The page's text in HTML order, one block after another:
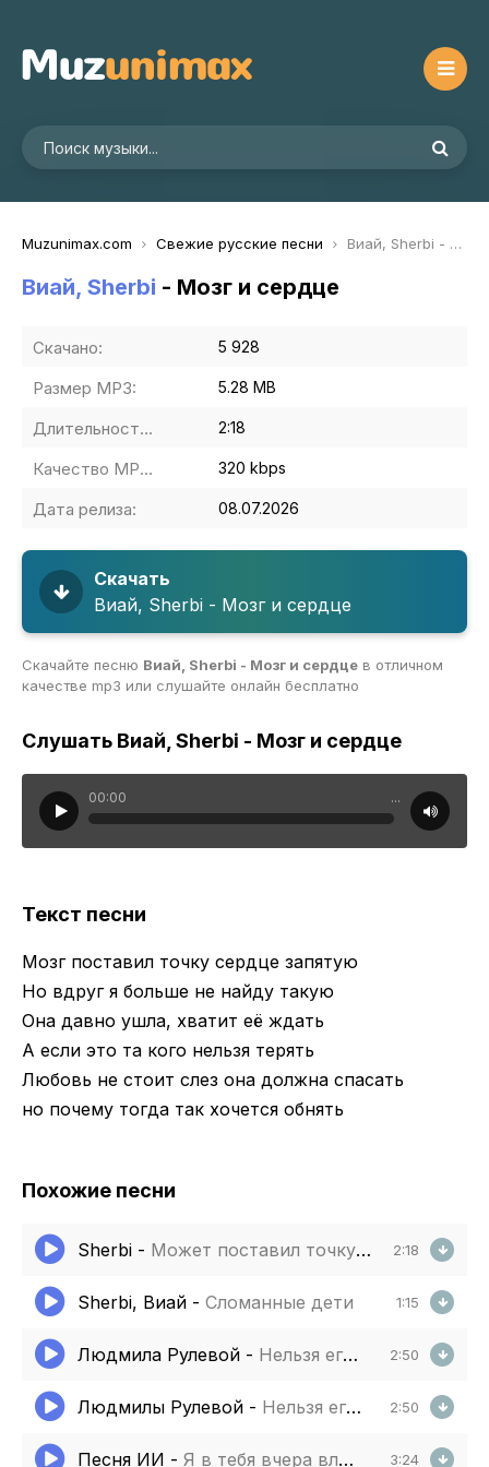
Muzunimax.com Свежие русские песни Виай, Sherbi - Мозг и сердце
Виай, Sherbi - Мозг и сердце
Скачано: 5 928
Размер MP3: 5.28 MB
Длительность MP3: 2:18
Качество MP3: 320 kbps
Дата релиза: 08.07.2026
Скачать
Виай, Sherbi - Мозг и сердце
Скачайте песню Виай, Sherbi - Мозг и сердце в отличном
качестве mp3 или слушайте онлайн бесплатно
Слушать Виай, Sherbi - Мозг и сердце
00:00 ...
Текст песни
Мозг поставил точку сердце запятую
Но вдруг я больше не найду такую
Она давно ушла, хватит её ждать
А если это та кого нельзя терять
Любовь не стоит слез она должна спасать
но почему тогда так хочется обнять
Похожие песни
Sherbi - Может поставил точку в сердце запятую 2:18
Sherbi, Виай - Сломанные дети 1:15
Людмила Рулевой - Нельзя его любить нельзя чужое счастье 2:50
Людмилы Рулевой - Нельзя его любить нельзя чужое счастье 2:50
Песня ИИ - Я в тебя вчера влюбился мозг чуть мой не закрутился 3:24